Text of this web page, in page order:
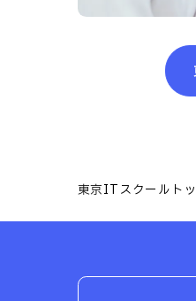
東京ITスクールト